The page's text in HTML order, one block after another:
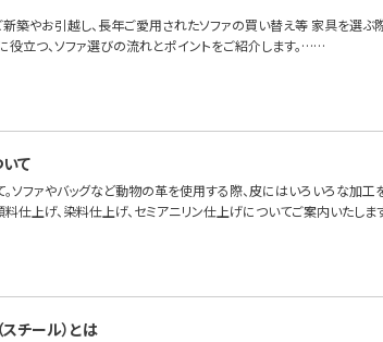
新築やお引越し、長年ご愛用されたソファの買い替え等 家具を選ぶ
役立つ、ソファ選びの流れとポイントをご紹介します。……
て
ソファやバッグなど動物の革を使用する際、皮にはいろいろな加
料仕上げ、染料仕上げ、セミアニリン仕上げについてご案内いたし
チール）とは